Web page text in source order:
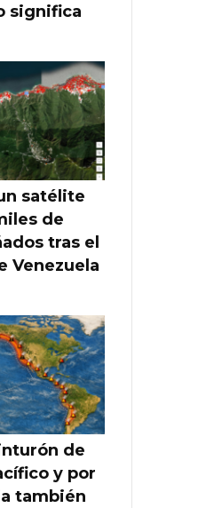
significa
satélite
de
tras el
Venezuela
de
y por
también